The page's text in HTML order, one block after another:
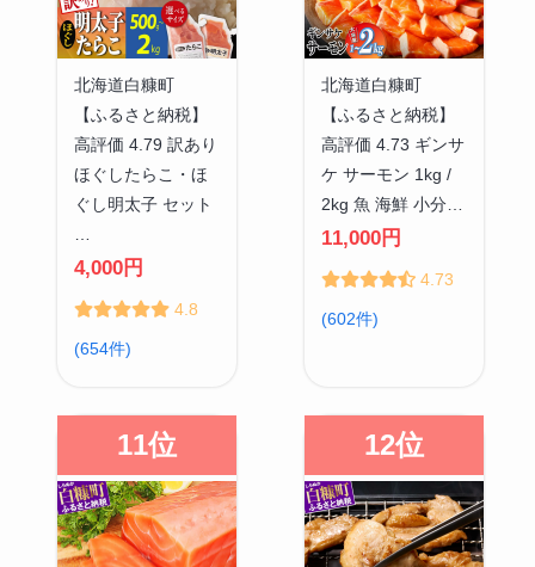
北海道白糠町
【ふるさと納税】
高評価 4.79 訳あり
ほぐしたらこ・ほ
ぐし明太子 セット
4,000円
4.8
(654件)
北海道白糠町
【ふるさと納税】
高評価 4.73 ギンサ
ケ サーモン 1kg /
2kg 魚 海鮮 小分…
11,000円
4.73
(602件)
11位 12位